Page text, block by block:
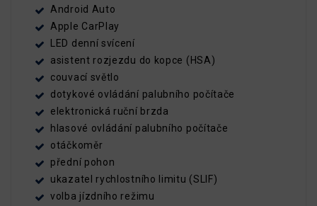
Android Auto
Apple CarPlay
LED denní svícení
asistent rozjezdu do kopce (HSA)
couvací světlo
dotykové ovládání palubního počítače
elektronická ruční brzda
hlasové ovládání palubního počítače
otáčkoměr
přední pohon
ukazatel rychlostního limitu (SLIF)
volba jízdního režimu